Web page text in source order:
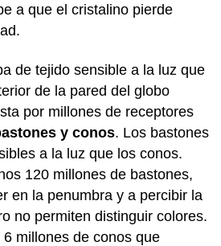
a que el cristalino pierde
de tejido sensible a la luz que
de la pared del globo
por millones de receptores
y conos. Los bastones
a la luz que los conos.
120 millones de bastones,
en la penumbra y a percibir la
no permiten distinguir colores.
millones de conos que